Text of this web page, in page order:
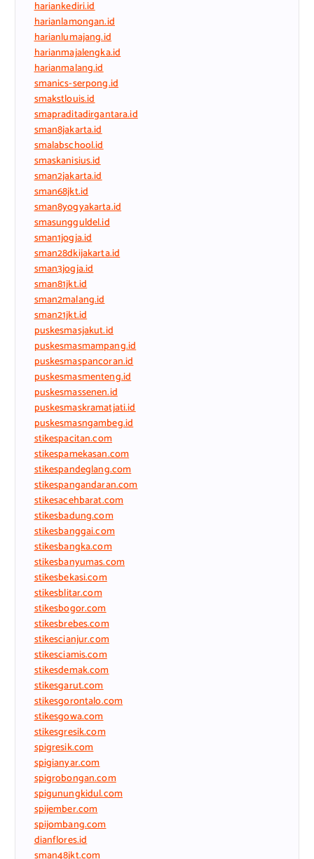
hariankediri.id
harianlamongan.id
harianlumajang.id
harianmajalengka.id
harianmalang.id
smanics-serpong.id
smakstlouis.id
smapraditadirgantara.id
sman8jakarta.id
smalabschool.id
smaskanisius.id
sman2jakarta.id
sman68jkt.id
sman8yogyakarta.id
smasungguldel.id
sman1jogja.id
sman28dkijakarta.id
sman3jogja.id
sman81jkt.id
sman2malang.id
sman21jkt.id
puskesmasjakut.id
puskesmasmampang.id
puskesmaspancoran.id
puskesmasmenteng.id
puskesmassenen.id
puskesmaskramatjati.id
puskesmasngambeg.id
stikespacitan.com
stikespamekasan.com
stikespandeglang.com
stikespangandaran.com
stikesacehbarat.com
stikesbadung.com
stikesbanggai.com
stikesbangka.com
stikesbanyumas.com
stikesbekasi.com
stikesblitar.com
stikesbogor.com
stikesbrebes.com
stikescianjur.com
stikesciamis.com
stikesdemak.com
stikesgarut.com
stikesgorontalo.com
stikesgowa.com
stikesgresik.com
spigresik.com
spigianyar.com
spigrobongan.com
spigunungkidul.com
spijember.com
spijombang.com
dianflores.id
sman48jkt.com